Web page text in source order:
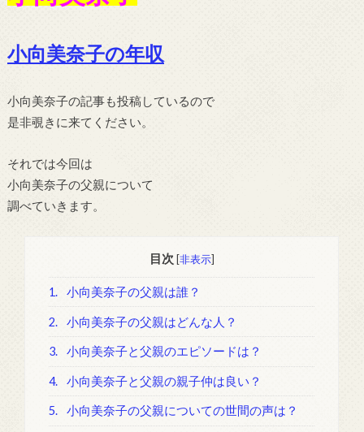
小向美奈子の年収
小向美奈子の記事も投稿しているので
是非覗きに来てください。
それでは今回は
小向美奈子の父親について
調べていきます。
目次 [非表示]
1. 小向美奈子の父親は誰？
2. 小向美奈子の父親はどんな人？
3. 小向美奈子と父親のエピソードは？
4. 小向美奈子と父親の親子仲は良い？
5. 小向美奈子の父親についての世間の声は？